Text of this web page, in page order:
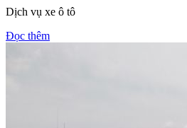
Dịch vụ xe ô tô
Đọc thêm